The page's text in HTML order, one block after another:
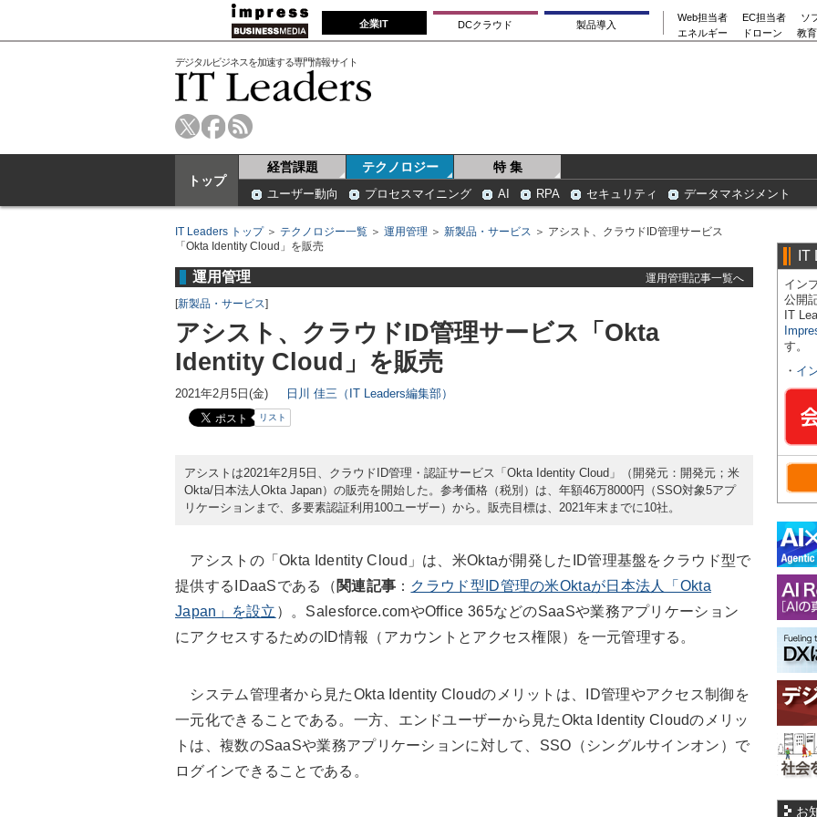
企業IT DCクラウド 製品導入
Web担当者 EC担当者
ソ
エネルギー
ドローン 教
デジタルビジネスを加速する専門情報サイト
トップ
経営課題 テクノロジー 特 集
ユーザー動向 プロセスマイニング AI RPA セキュリティ データマネジメント
IT Leaders トップ＞ テクノロジー一覧 ＞ 運用管理 ＞ 新製品・サービス ＞ アシスト、クラウドID管理サービス
「Okta Identity Cloud」を販売
運用管理
運用管理記事一覧へ
[新製品・サービス]
アシスト、クラウドID管理サービス「Okta
Identity Cloud」を販売
2021年2月5日(金) 日川 佳三（IT Leaders編集部）
リスト
アシストは2021年2月5日、クラウドID管理・認証サービス「Okta Identity Cloud」（開発元：開発元；米
Okta/日本法人Okta Japan）の販売を開始した。参考価格（税別）は、年額46万8000円（SSO対象5アプ
リケーションまで、多要素認証利用100ユーザー）から。販売目標は、2021年末までに10社。
アシストの「Okta Identity Cloud」は、米Oktaが開発したID管理基盤をクラウド型で
提供するIDaaSである（ 関連記事 ： クラウド型ID管理の米Oktaが日本法人「Okta
Japan」を設立 ）。Salesforce.comやOffice 365などのSaaSや業務アプリケーション
にアクセスするためのID情報（アカウントとアクセス権限）を一元管理する。
システム管理者から見たOkta Identity Cloudのメリットは、ID管理やアクセス制御を
一元化できることである。一方、エンドユーザーから見たOkta Identity Cloudのメリッ
トは、複数のSaaSや業務アプリケーションに対して、SSO（シングルサインオン）で
ログインできることである。
IT
イン
公開
IT
す。
・ イ
お